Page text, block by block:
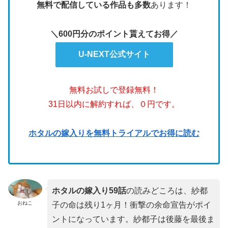
無料で配信している作品も多数あります！
＼600円分のポイント貰えてお得／
U-NEXT公式サイト
無料お試しで登録無料！
31日以内に解約すれば、０円です。
ホタルの嫁入りを無料トライアルでお得に読む
おねこ
ホタルの嫁入り59話の読みどころは、紗都
子の命は残り1ヶ月！衝撃の余命宣告がポイ
ントになっています。紗都子は後藤を最後ま